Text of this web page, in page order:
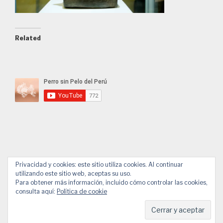
Related
FacebookYouTubeEmail WhatsApp
Diseño web de Design.Alessandro Pucci
Privacidad y cookies: este sitio utiliza cookies. Al continuar
utilizando este sitio web, aceptas su uso.
Para obtener más información, incluido cómo controlar las cookies,
consulta aquí: Política de cookie